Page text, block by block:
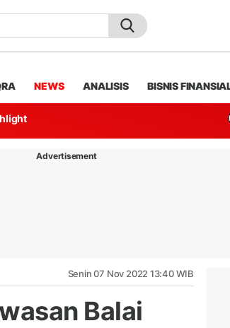
NEWS ANALISIS BISNIS
Advertisement
Senin 07 Nov 2022 13:40 WIB
Balai